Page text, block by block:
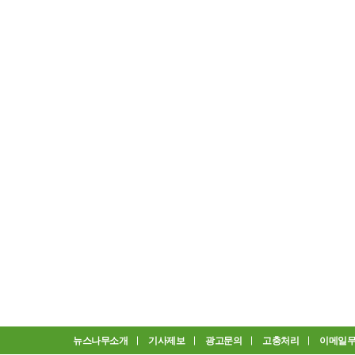
뉴스나무소개 기사제보 광고문의 고충처리 이메일